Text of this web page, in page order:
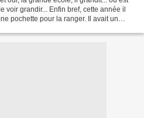
voir grandir... Enfin bref, cette année il
pochette pour la ranger. Il avait un